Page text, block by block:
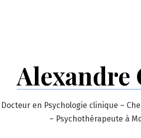
Alexandre
Docteur en Psychologie clinique –
– Psychothérapeute à